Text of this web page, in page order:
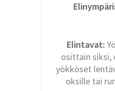
Elintavat:
osittain siksi,
yökköset
oksille tai